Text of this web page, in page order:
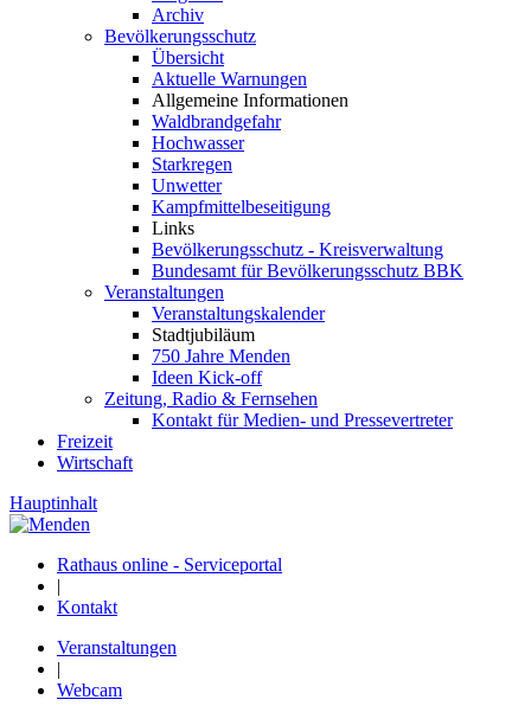
Archiv
Bevölkerungsschutz
Übersicht
Aktuelle Warnungen
Allgemeine Informationen
Waldbrandgefahr
Hochwasser
Starkregen
Unwetter
Kampfmittelbeseitigung
Links
Bevölkerungsschutz - Kreisverwaltung
Bundesamt für Bevölkerungsschutz BBK
Veranstaltungen
Veranstaltungskalender
Stadtjubiläum
750 Jahre Menden
Ideen Kick-off
Zeitung, Radio & Fernsehen
Kontakt für Medien- und Pressevertreter
Freizeit
Wirtschaft
Hauptinhalt
Rathaus online - Serviceportal
|
Kontakt
Veranstaltungen
|
Webcam